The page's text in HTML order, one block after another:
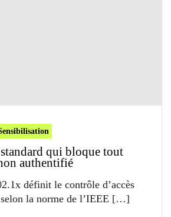
qui bloque tout
authentifié
définit le contrôle d’accès
la norme de l’IEEE